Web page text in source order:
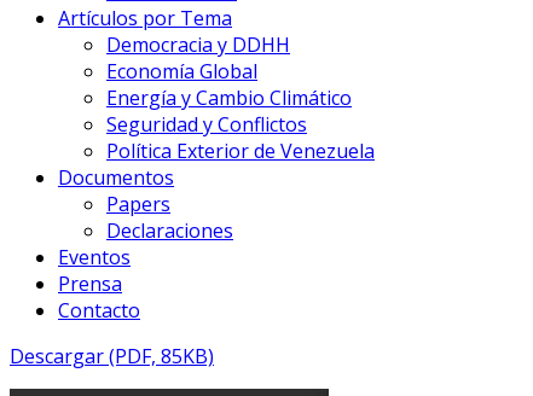
Artículos por Tema
Democracia y DDHH
Economía Global
Energía y Cambio Climático
Seguridad y Conflictos
Política Exterior de Venezuela
Documentos
Papers
Declaraciones
Eventos
Prensa
Contacto
Descargar (PDF, 85KB)